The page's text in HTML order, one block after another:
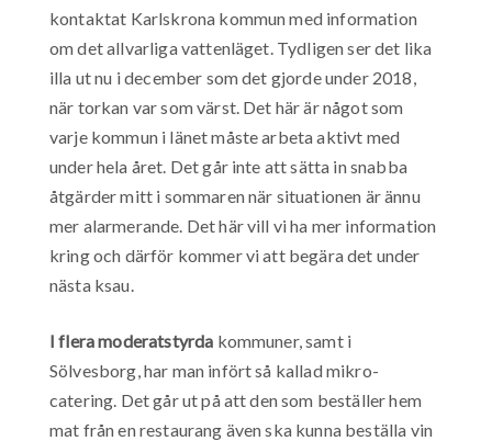
kontaktat Karlskrona kommun med information
om det allvarliga vattenläget. Tydligen ser det lika
illa ut nu i december som det gjorde under 2018,
när torkan var som värst. Det här är något som
varje kommun i länet måste arbeta aktivt med
under hela året. Det går inte att sätta in snabba
åtgärder mitt i sommaren när situationen är ännu
mer alarmerande. Det här vill vi ha mer information
kring och därför kommer vi att begära det under
nästa ksau.
I flera moderatstyrda kommuner, samt i
Sölvesborg, har man infört så kallad mikro-
catering. Det går ut på att den som beställer hem
mat från en restaurang även ska kunna beställa vin